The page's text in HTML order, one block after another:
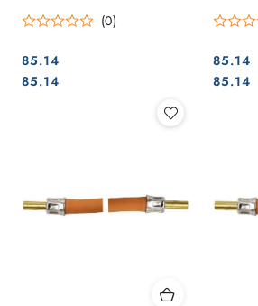
(0)
Cena:
85.14
Cena:
85.14 Cena:
85.14
Cena:
85.14